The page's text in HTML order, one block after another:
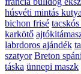
húsvéti mintás
bichon frisé
karkötő
labrdoros ajándék
szatyor Breton
táska ünnepi maszk